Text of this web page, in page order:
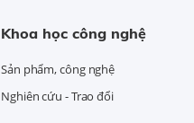
Khoa học công nghệ
Sản phẩm, công nghệ
Nghiên cứu - Trao đổi